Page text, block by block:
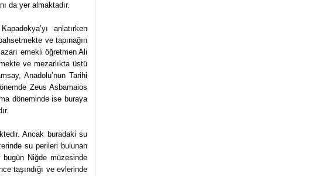
da yer almaktadır.
anlatırken
ve tapınağın
emekli öğretmen Ali
ve mezarlıkta üstü
Anadolu’nun Tarihi
Zeus Asbamaios
döneminde ise buraya
Ancak buradaki su
su perileri bulunan
bugün Niğde müzesinde
taşındığı ve evlerinde